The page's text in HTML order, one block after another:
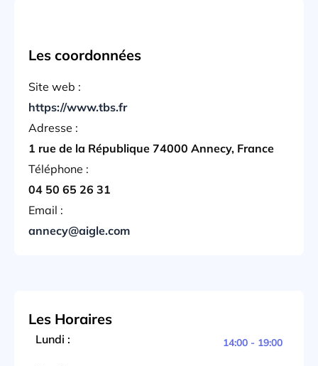
Les coordonnées
Site web :
https://www.tbs.fr
Adresse :
1 rue de la République 74000 Annecy, France
Téléphone :
04 50 65 26 31
Email :
annecy@aigle.com
Les Horaires
Lundi : 14:00 - 19:00